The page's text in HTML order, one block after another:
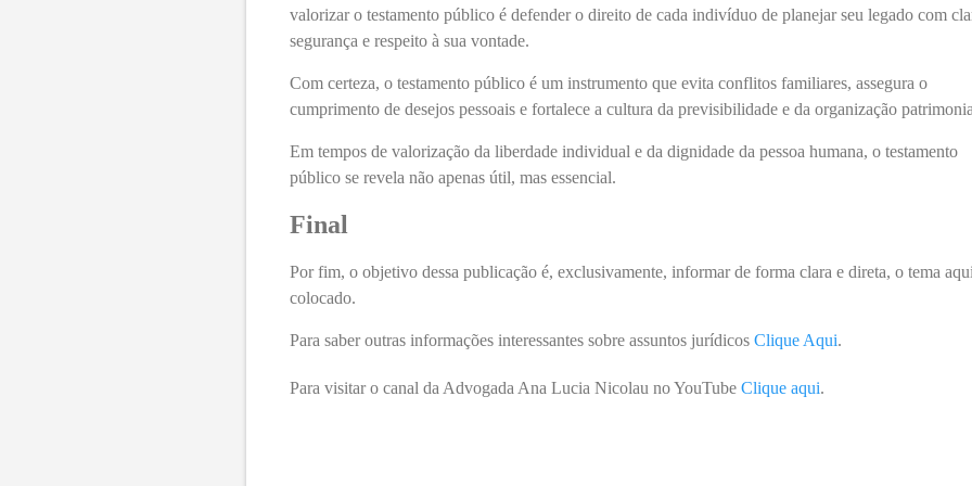
valorizar o testamento público é defender o direito de cada indivíduo de planejar seu legado com
segurança e respeito à sua vontade.
Com certeza, o testamento público é um instrumento que evita conflitos familiares, assegura o
cumprimento de desejos pessoais e fortalece a cultura da previsibilidade e da organização
Em tempos de valorização da liberdade individual e da dignidade da pessoa humana, o testamento
público se revela não apenas útil, mas essencial.
Final
Por fim, o objetivo dessa publicação é, exclusivamente, informar de forma clara e direta, o tema
colocado.
Para saber outras informações interessantes sobre assuntos jurídicos Clique Aqui.
Para visitar o canal da Advogada Ana Lucia Nicolau no YouTube Clique aqui.